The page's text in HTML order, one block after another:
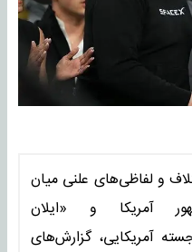
و لفاظی‌های علنی میان
آمریکا و «ایلان
آمریکایی، گزارش‌های